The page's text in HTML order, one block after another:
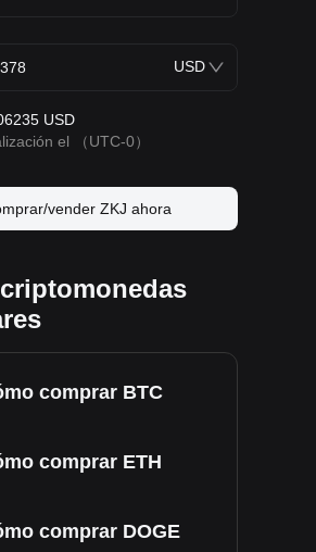
USD
USD
el
（UTC-0）
vender ZKJ ahora
comprar BTC
comprar ETH
comprar DOGE